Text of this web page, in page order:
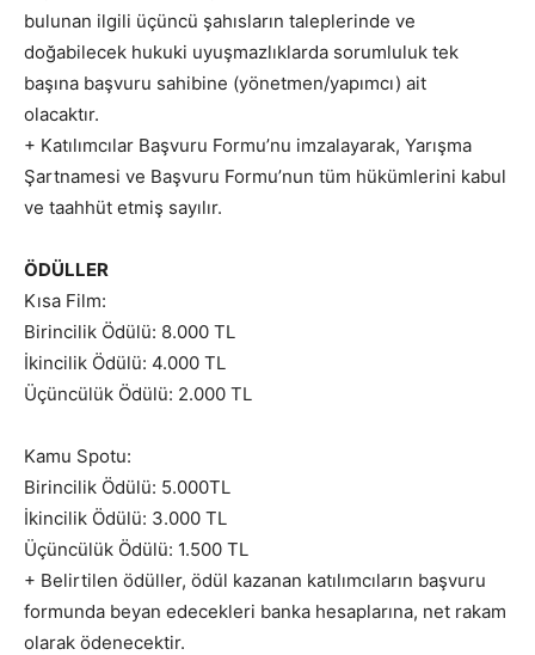
bulunan ilgili üçüncü şahısların taleplerinde ve
doğabilecek hukuki uyuşmazlıklarda sorumluluk tek
başına başvuru sahibine (yönetmen/yapımcı) ait
olacaktır.
+ Katılımcılar Başvuru Formu’nu imzalayarak, Yarışma
Şartnamesi ve Başvuru Formu’nun tüm hükümlerini kabul
ve taahhüt etmiş sayılır.
ÖDÜLLER
Kısa Film:
Birincilik Ödülü: 8.000 TL
İkincilik Ödülü: 4.000 TL
Üçüncülük Ödülü: 2.000 TL
Kamu Spotu:
Birincilik Ödülü: 5.000TL
İkincilik Ödülü: 3.000 TL
Üçüncülük Ödülü: 1.500 TL
+ Belirtilen ödüller, ödül kazanan katılımcıların başvuru
formunda beyan edecekleri banka hesaplarına, net rakam
olarak ödenecektir.